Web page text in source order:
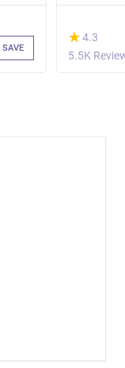
SAVE
(*)
★
★4.3
5.5K